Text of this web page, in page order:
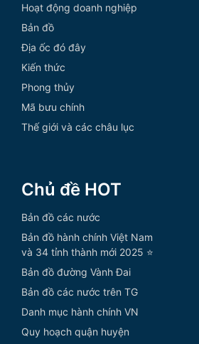
Hoạt động doanh nghiệp
Bản đồ
Địa ốc đó đây
Kiến thức
Phong thủy
Mã bưu chính
Thế giới và các châu lục
Chủ đề HOT
Bản đồ các nước
Bản đồ hành chính Việt Nam
và 34 tỉnh thành mới 2025 ⭐
Bản đồ đường Vành Đai
Bản đồ các nước trên TG
Danh mục hành chính VN
Quy hoạch quận huyện